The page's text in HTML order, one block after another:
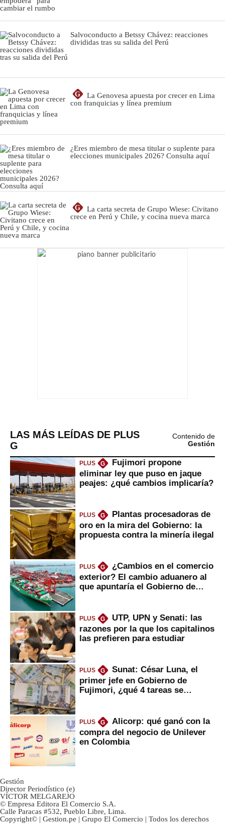
Salvoconducto a Betssy Chávez: reacciones
divididas tras su salida del Perú
G
La Genovesa apuesta por crecer en Lima
con franquicias y línea premium
¿Eres miembro de mesa titular o suplente para
elecciones municipales 2026? Consulta aquí
G
La carta secreta de Grupo Wiese: Civitano
crece en Perú y Chile, y cocina nueva marca
LAS MÁS LEÍDAS DE PLUS
G
Contenido de
Gestión
PLUS G
Fujimori propone
eliminar ley que puso en jaque
peajes: ¿qué cambios implicaría?
PLUS G
Plantas procesadoras de
oro en la mira del Gobierno: la
propuesta contra la minería ilegal
PLUS G
¿Cambios en el comercio
exterior? El cambio aduanero al
que apuntaría el Gobierno de
PLUS G
UTP, UPN y Senati: las
razones por la que los capitalinos
las prefieren para estudiar
PLUS G
Sunat: César Luna, el
primer jefe en Gobierno de
Fujimori, ¿qué 4 tareas se
PLUS G
Alicorp: qué ganó con la
compra del negocio de Unilever
en Colombia
Gestión
Director Periodístico (e)
VÍCTOR MELGAREJO
© Empresa Editora El Comercio S.A.
Calle Paracas #532, Pueblo Libre, Lima.
Copyright© | Gestion.pe | Grupo El Comercio | Todos los derechos